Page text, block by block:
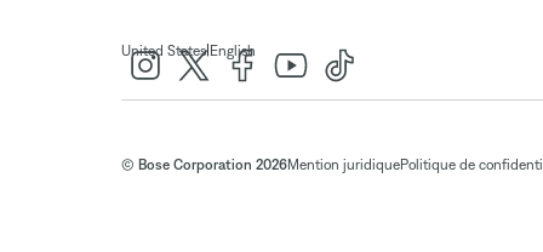
United States| English
© Bose Corporation 2026Mention juridiquePolitique de